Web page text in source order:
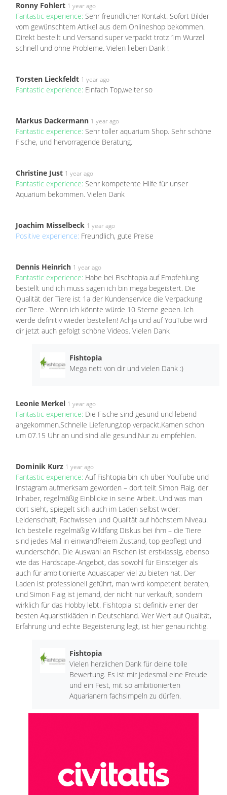
Ronny Fohlert 1 year ago
Fantastic experience: Sehr freundlicher Kontakt. Sofort Bilder
vom gewünschtem Artikel aus dem Onlineshop bekommen.
Direkt bestellt und Versand super verpackt trotz 1m Wurzel
schnell und ohne Probleme. Vielen lieben Dank !
Torsten Lieckfeldt 1 year ago
Fantastic experience: Einfach Top,weiter so
Markus Dackermann 1 year ago
Fantastic experience: Sehr toller aquarium Shop. Sehr schöne
Fische, und hervorragende Beratung.
Christine Just 1 year ago
Fantastic experience: Sehr kompetente Hilfe für unser
Aquarium bekommen. Vielen Dank
Joachim Misselbeck 1 year ago
Positive experience: Freundlich, gute Preise
Dennis Heinrich 1 year ago
Fantastic experience: Habe bei Fischtopia auf Empfehlung
bestellt und ich muss sagen ich bin mega begeistert. Die
Qualität der Tiere ist 1a der Kundenservice die Verpackung
der Tiere . Wenn ich könnte würde 10 Sterne geben. Ich
werde definitiv wieder bestellen! Achja und auf YouTube wird
dir jetzt auch gefolgt schöne Videos. Vielen Dank
Fishtopia
Mega nett von dir und vielen Dank :)
Leonie Merkel 1 year ago
Fantastic experience: Die Fische sind gesund und lebend
angekommen.Schnelle Lieferung,top verpackt.Kamen schon
um 07.15 Uhr an und sind alle gesund.Nur zu empfehlen.
Dominik Kurz 1 year ago
Fantastic experience: Auf Fishtopia bin ich über YouTube und
Instagram aufmerksam geworden – dort teilt Simon Flaig, der
Inhaber, regelmäßig Einblicke in seine Arbeit. Und was man
dort sieht, spiegelt sich auch im Laden selbst wider:
Leidenschaft, Fachwissen und Qualität auf höchstem Niveau.
Ich bestelle regelmäßig Wildfang Diskus bei ihm – die Tiere
sind jedes Mal in einwandfreiem Zustand, top gepflegt und
wunderschön. Die Auswahl an Fischen ist erstklassig, ebenso
wie das Hardscape-Angebot, das sowohl für Einsteiger als
auch für ambitionierte Aquascaper viel zu bieten hat. Der
Laden ist professionell geführt, man wird kompetent beraten,
und Simon Flaig ist jemand, der nicht nur verkauft, sondern
wirklich für das Hobby lebt. Fishtopia ist definitiv einer der
besten Aquaristikläden in Deutschland. Wer Wert auf Qualität,
Erfahrung und echte Begeisterung legt, ist hier genau richtig.
Fishtopia
Vielen herzlichen Dank für deine tolle
Bewertung. Es ist mir jedesmal eine Freude
und ein Fest, mit so ambitionierten
Aquarianern fachsimpeln zu dürfen.